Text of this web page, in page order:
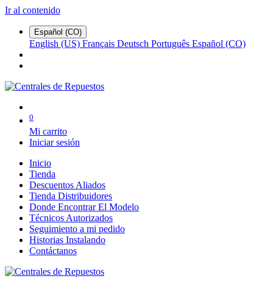
Ir al contenido
Español (CO)
English (US) Français Deutsch Português Español (CO)
0
Mi carrito
Iniciar sesión
Inicio
Tienda
Descuentos Aliados
Tienda Distribuidores
Donde Encontrar El Modelo
Técnicos Autorizados
Seguimiento a mi pedido
Historias Instalando
Contáctanos